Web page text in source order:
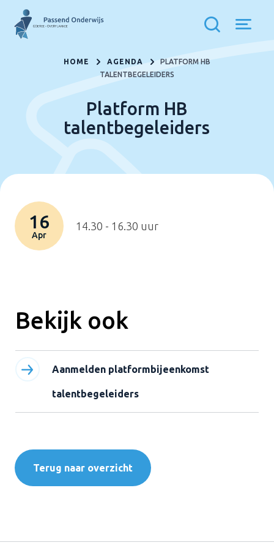
HOME AGENDA
PLATFORM HB
TALENTBEGELEIDERS
Platform HB
talentbegeleiders
16
Apr
14.30 - 16.30 uur
Bekijk ook
Aanmelden platformbijeenkomst
talentbegeleiders
Terug naar overzicht